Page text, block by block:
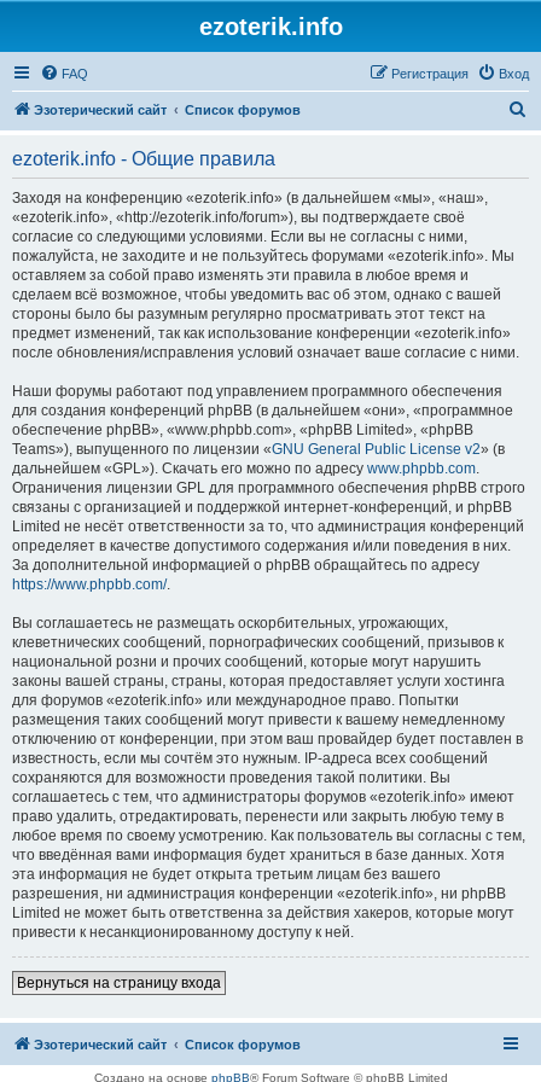
ezoterik.info
FAQ Вход
Регистрация
Эзотерический сайт Список форумов
ezoterik.info - Общие правила
Заходя на конференцию «ezoterik.info» (в дальнейшем «мы», «наш»,
«ezoterik.info», «http://ezoterik.info/forum»), вы подтверждаете своё
согласие со следующими условиями. Если вы не согласны с ними,
пожалуйста, не заходите и не пользуйтесь форумами «ezoterik.info». Мы
оставляем за собой право изменять эти правила в любое время и
сделаем всё возможное, чтобы уведомить вас об этом, однако с вашей
стороны было бы разумным регулярно просматривать этот текст на
предмет изменений, так как использование конференции «ezoterik.info»
после обновления/исправления условий означает ваше согласие с ними.
Наши форумы работают под управлением программного обеспечения
для создания конференций phpBB (в дальнейшем «они», «программное
обеспечение phpBB», «www.phpbb.com», «phpBB Limited», «phpBB
Teams»), выпущенного по лицензии «GNU General Public License v2» (в
дальнейшем «GPL»). Скачать его можно по адресу www.phpbb.com.
Ограничения лицензии GPL для программного обеспечения phpBB строго
связаны с организацией и поддержкой интернет-конференций, и phpBB
Limited не несёт ответственности за то, что администрация конференций
определяет в качестве допустимого содержания и/или поведения в них.
За дополнительной информацией о phpBB обращайтесь по адресу
https://www.phpbb.com/.
Вы соглашаетесь не размещать оскорбительных, угрожающих,
клеветнических сообщений, порнографических сообщений, призывов к
национальной розни и прочих сообщений, которые могут нарушить
законы вашей страны, страны, которая предоставляет услуги хостинга
для форумов «ezoterik.info» или международное право. Попытки
размещения таких сообщений могут привести к вашему немедленному
отключению от конференции, при этом ваш провайдер будет поставлен в
известность, если мы сочтём это нужным. IP-адреса всех сообщений
сохраняются для возможности проведения такой политики. Вы
соглашаетесь с тем, что администраторы форумов «ezoterik.info» имеют
право удалить, отредактировать, перенести или закрыть любую тему в
любое время по своему усмотрению. Как пользователь вы согласны с тем,
что введённая вами информация будет храниться в базе данных. Хотя
эта информация не будет открыта третьим лицам без вашего
разрешения, ни администрация конференции «ezoterik.info», ни phpBB
Limited не может быть ответственна за действия хакеров, которые могут
привести к несанкционированному доступу к ней.
Вернуться на страницу входа
Эзотерический сайт Список форумов
Создано на основе phpBB® Forum Software © phpBB Limited